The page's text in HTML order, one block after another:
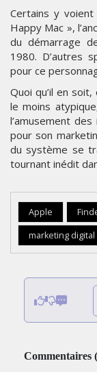
Certains y
Happy Mac »,
du démarrage
1980. D’autres
pour ce
Quoi qu’il en
le moins
l’amusement
pour son
du système se
tournant inédit
Apple
marketing digital
Commentaires (